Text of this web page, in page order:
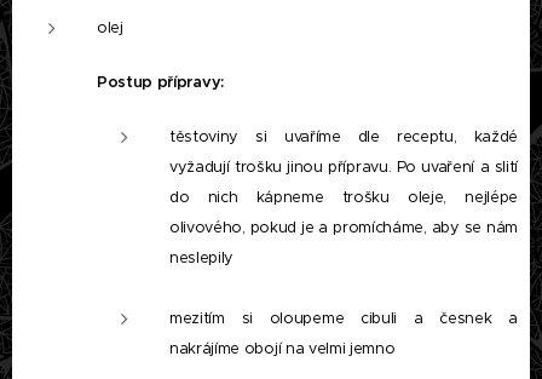
olej
Postup přípravy:
těstoviny si uvaříme dle receptu, každé
vyžadují trošku jinou přípravu. Po uvaření a slití
do nich kápneme trošku oleje, nejlépe
olivového, pokud je a promícháme, aby se nám
neslepily
mezitím si oloupeme cibuli a česnek a
nakrájíme obojí na velmi jemno